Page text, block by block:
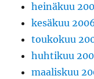
heinäkuu
kesäkuu
toukokuu
huhtikuu
maaliskuu